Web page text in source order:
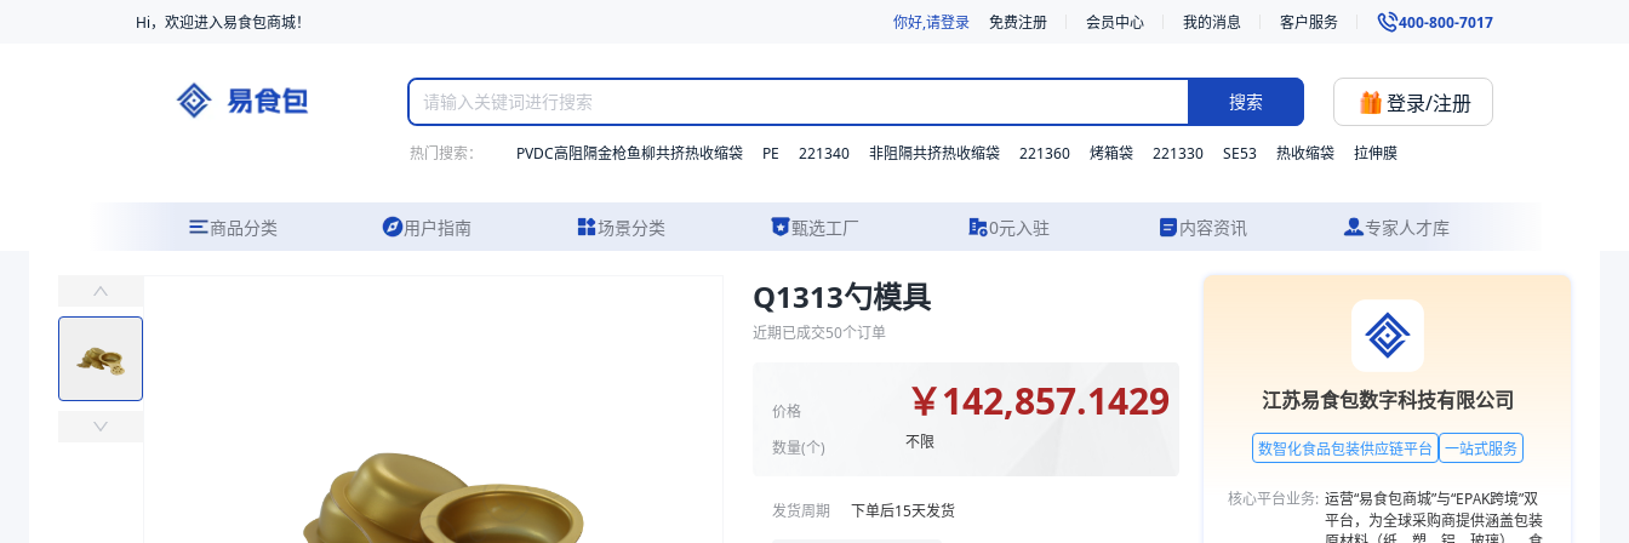
Hi，欢迎进入易食包商城！ 你好,请登录 免费注册 会员中心 我的消息 客户服务 400-800-7017
搜索 登录/注册
热门搜索： PVDC高阻隔金枪鱼柳共挤热收缩袋 PE 221340 非阻隔共挤热收缩袋 221360 烤箱袋 221330 SE53 热收缩袋 拉伸膜
商品分类 用户指南 场景分类 甄选工厂 0元入驻 内容资讯 专家人才库
易食包（EPAK）专注于Q1313勺模具包装，提供详尽的规格参数、实物图片及报价参考。我们支持材质、型号与功能的灵活定制，并提供从方案设计到成品交付的一站式食品包装服务。更多包装品类，欢迎访问易食包
￥142,857.1429
商品分类
Q1313勺模具
近期已成交50个订单
价格
数量(个)
￥142,857.1429
不限
发货周期 下单后15天发货
江苏易食包数字科技有限公司
数智化食品包装供应链平台 一站式服务
核心平台业务: 运营“易食包商城”与“EPAK跨境”双
平台，为全球采购商提供涵盖包装